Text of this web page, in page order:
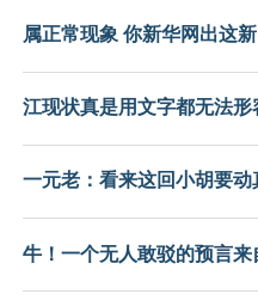
属正常现象 你新华网出这
江现状真是用文字都无法形
一元老：看来这回小胡要动
牛！一个无人敢驳的预言